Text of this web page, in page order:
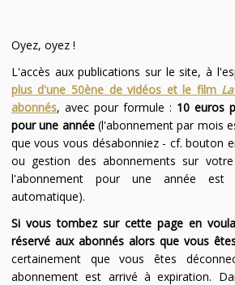
Oyez, oyez !
L'accès aux publications sur le site, à
plus d'une 50ène de vidéos et le film
abonnés, avec pour formule : 10 euros
pour une année(l'abonnement par mois
que vous vous désabonniez - cf. bouton
ou gestion des abonnements sur
l'abonnement pour une année est
automatique).
Si vous tombez sur cette page en
réservé aux abonnés alors que vous
certainement que vous êtes
abonnement est arrivé à expiration.